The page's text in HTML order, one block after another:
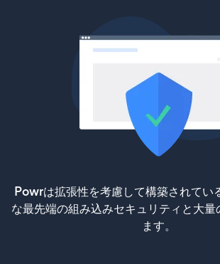
Powrは拡張性を考慮して構築されてい
な最先端の組み込みセキュリティと大
ます。